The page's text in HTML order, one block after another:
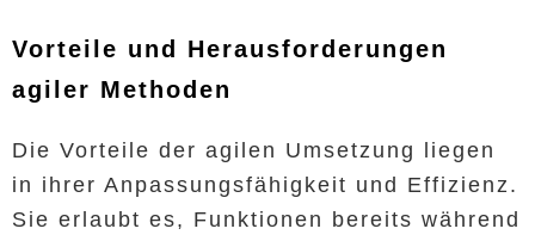
Vorteile und Herausforderungen
agiler Methoden
Die Vorteile der agilen Umsetzung liegen
in ihrer Anpassungsfähigkeit und Effizienz.
Sie erlaubt es, Funktionen bereits während